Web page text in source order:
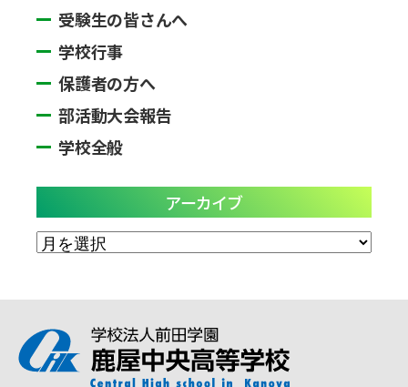
受験生の皆さんへ
学校行事
保護者の方へ
部活動大会報告
学校全般
アーカイブ
ア
ブ